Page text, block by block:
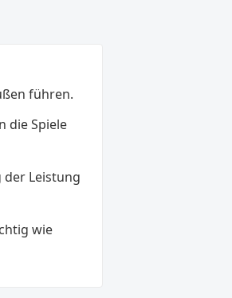
führen.
die Spiele
der Leistung
wie